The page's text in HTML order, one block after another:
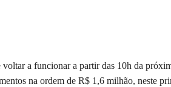
a funcionar a partir das 10h da
na ordem de R$ 1,6 milhão, neste